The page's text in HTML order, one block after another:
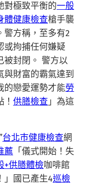
對極致平衡的一般
體健康檢查槍手襲
警方稱，至多有2
或拘捕任何嫌疑
被封閉。 警方以
與財富的霸氣達到
的戀愛運勢才能勞
供膳檢查 」為這
台北巿健康檢查網
薦 「儀式開始！失
+供膳體檢咖啡館
」國已產生4巡檢